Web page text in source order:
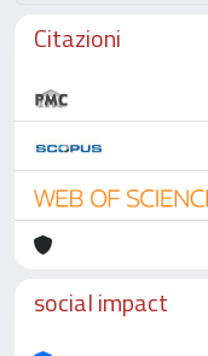
Citazioni
social impact